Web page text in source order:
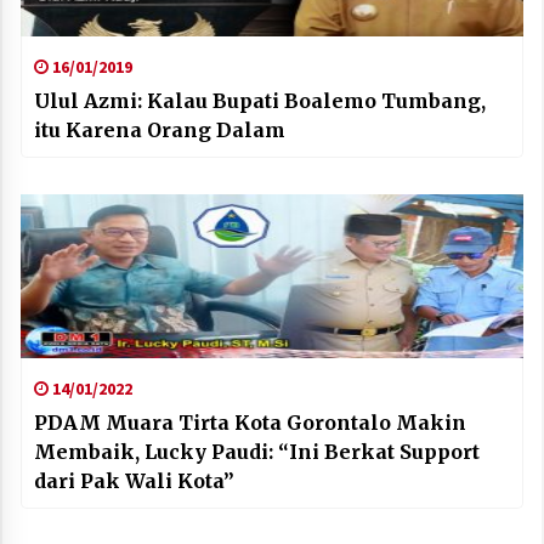
16/01/2019
Ulul Azmi: Kalau Bupati Boalemo Tumbang,
itu Karena Orang Dalam
14/01/2022
PDAM Muara Tirta Kota Gorontalo Makin
Membaik, Lucky Paudi: “Ini Berkat Support
dari Pak Wali Kota”